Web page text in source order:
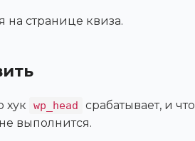
на странице квиза.
хук wp_head
срабатывает, и что
выполнится.